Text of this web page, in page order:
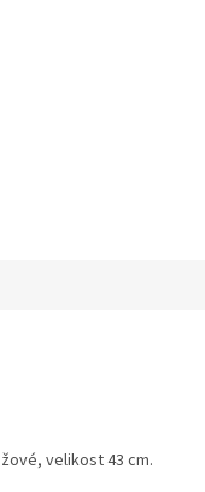
velikost 43 cm.